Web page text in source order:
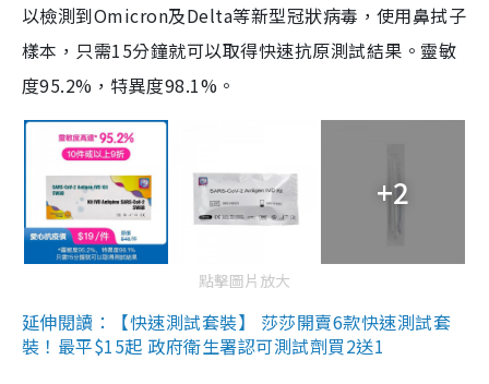
以檢測到Omicron及Delta等新型冠狀病毒，使用鼻拭子
樣本，只需15分鐘就可以取得快速抗原測試結果。靈敏
度95.2%，特異度98.1%。
+2
點擊圖片放大
延伸閱讀：【快速測試套裝】 莎莎開賣6款快速測試套
裝！最平$15起 政府衛生署認可測試劑買2送1